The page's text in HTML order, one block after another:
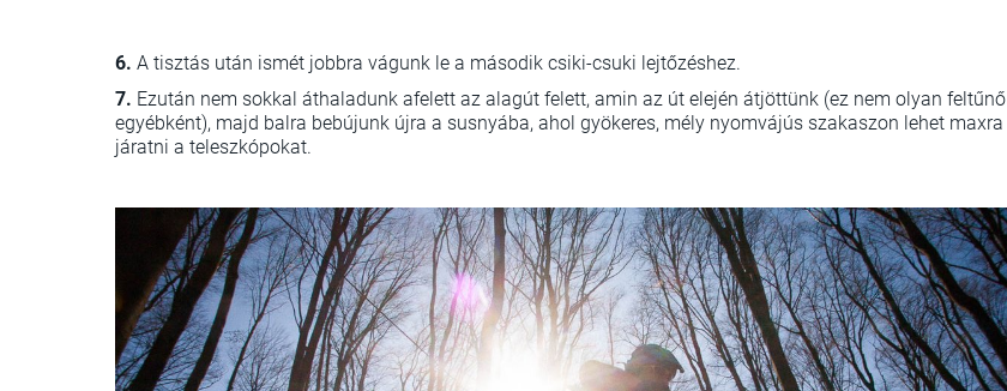
6. A tisztás után ismét jobbra vágunk le a második csiki-csuki lejtőzéshez.
7. Ezután nem sokkal áthaladunk afelett az alagút felett, amin az út elején átjöttünk (ez nem olyan feltűnő
egyébként), majd balra bebújunk újra a susnyába, ahol gyökeres, mély nyomvájús szakaszon lehet maxra
járatni a teleszkópokat.